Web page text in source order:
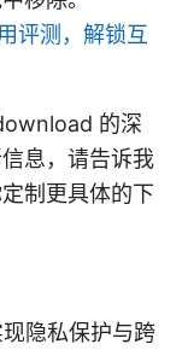
评测，解锁互
的深
息，请告诉我
制更具体的下
隐私保护与跨